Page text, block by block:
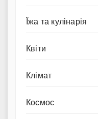
Їжа та кулінарія
Квіти
Клімат
Космос